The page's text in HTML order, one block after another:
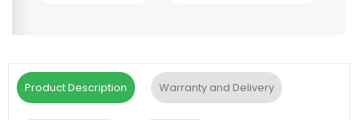
Product Description Warranty and Delivery